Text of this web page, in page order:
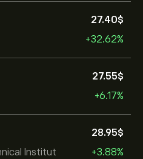
27.40‎$‎
+32.62%
27.55‎$‎
+6.17%
Institut
28.95‎$‎
+3.88%